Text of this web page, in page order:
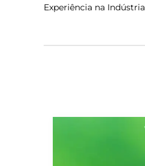
Experiência na Indústria